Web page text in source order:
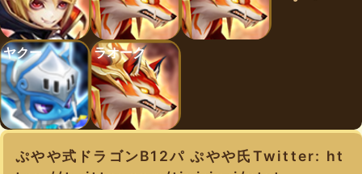
ヤクー ラオーク
ぷやや式ドラゴンB12パ ぷやや氏Twitter: ht